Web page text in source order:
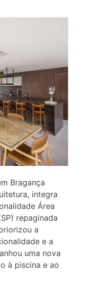
Bragança
integra
Área
repaginada
a
e a
uma nova
à piscina e ao